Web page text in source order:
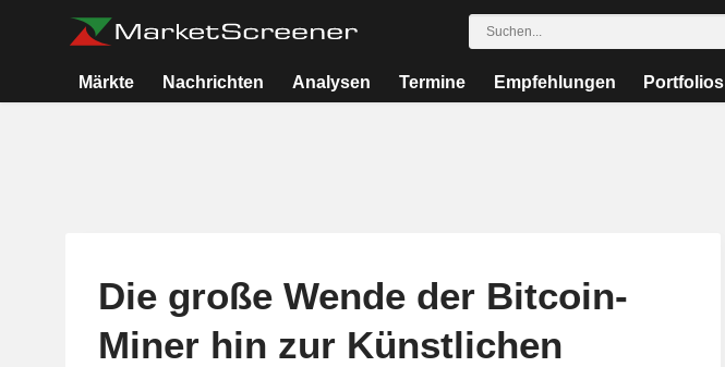
Märkte Nachrichten Analysen Termine Empfehlungen Portfolios
Die große Wende der Bitcoin-
Miner hin zur Künstlichen